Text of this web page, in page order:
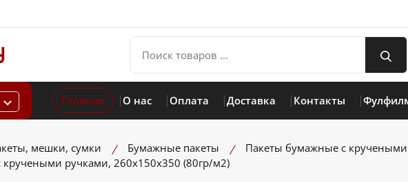
Главная О нас Оплата Доставка Контакты
мешки, сумки Бумажные пакеты Пакеты бумажные с
ручками, 260х150х350 (80гр/м2)